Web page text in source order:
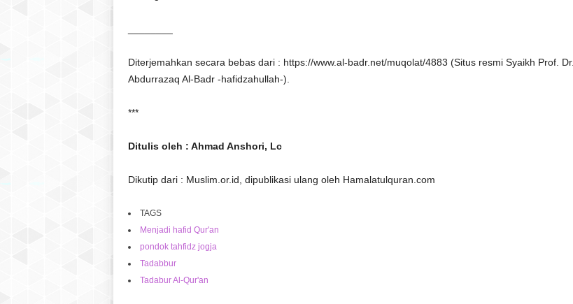
Diterjemahkan secara bebas dari : https://www.al-badr.net/muqolat/4883 (Situs resmi Syaikh Prof. Dr.
Abdurrazaq Al-Badr -hafidzahullah-).
***
Ditulis oleh : Ahmad Anshori, Lc
Dikutip dari : Muslim.or.id, dipublikasi ulang oleh Hamalatulquran.com
TAGS
Menjadi hafid Qur'an
pondok tahfidz jogja
Tadabbur
Tadabur Al-Qur'an